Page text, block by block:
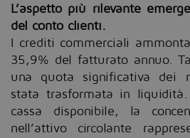
L’aspetto più rilevante
del conto clienti.
I crediti commerciali
35,9% del fatturato annuo.
una quota significativa dei
stata trasformata in
cassa disponibile, la
nell’attivo circolante